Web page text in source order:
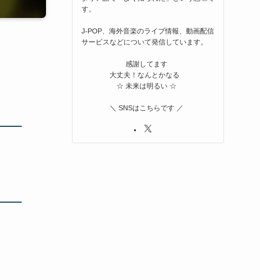
す。
J-POP、海外音楽のライブ情報、動画配信
サービスなどについて発信しています。
感謝してます
大丈夫！なんとかなる
☆ 未来は明るい ☆
＼ SNSはこちらです ／